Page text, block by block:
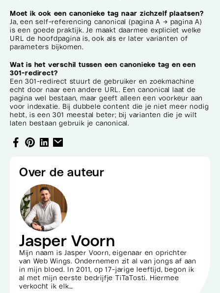
Moet ik ook een canonieke tag naar zichzelf plaatsen?
Ja, een self-referencing canonical (pagina A → pagina A)
is een goede praktijk. Je maakt daarmee expliciet welke
URL de hoofdpagina is, ook als er later varianten of
parameters bijkomen.
Wat is het verschil tussen een canonieke tag en een
301-redirect?
Een 301-redirect stuurt de gebruiker en zoekmachine
echt door naar een andere URL. Een canonical laat de
pagina wel bestaan, maar geeft alleen een voorkeur aan
voor indexatie. Bij dubbele content die je niet meer nodig
hebt, is een 301 meestal beter; bij varianten die je wilt
laten bestaan gebruik je canonical.
Over de auteur
Jasper Voorn
Mijn naam is Jasper Voorn, eigenaar en oprichter
van Web Wings. Ondernemen zit al van jongs af aan
in mijn bloed. In 2011, op 17-jarige leeftijd, begon ik
al met mijn eerste bedrijfje TiTaTosti. Hiermee
verkocht ik elk…